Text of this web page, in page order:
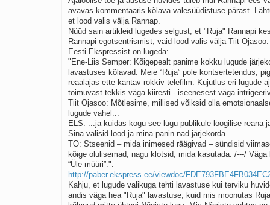
avavas kommentaaris kõlava valesüüdistuse pärast.
et lood valis välja Rannap.
Nüüd sain artikleid lugedes selgust, et "Ruja" Rannapi
Rannapi egotsentrismist, vaid lood valis välja Tiit Ojasoo.
Eesti Ekspressist on lugeda:
"Ene-Liis Semper: Kõigepealt panime kokku lugude
lavastuses kõlavad. Meie “Ruja” pole kontsertetendus,
reaalajas ette kantav rokkiv telefilm. Kujutlus eri lugude
toimuvast tekkis väga kiiresti - iseenesest väga
Tiit Ojasoo: Mõtlesime, millised võiksid olla
lugude vahel...
ELS: ...ja kuidas kogu see lugu publikule loogilise reana
Sina valisid lood ja mina panin nad järjekorda.
TO: Stseenid – mida inimesed räägivad – sündisid
kõige olulisemad, nagu klotsid, mida kasutada. /---/
“Üle müüri”.".
http://paber.ekspress.ee/viewdoc/
Kahju, et lugude valikuga tehti lavastuse kui terviku
andis väga hea "Ruja" lavastuse, kuid mis moonutas